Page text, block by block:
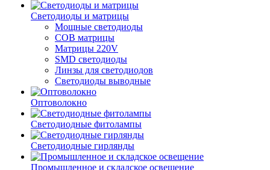
Светодиоды и матрицы
Мощные светодиоды
COB матрицы
Матрицы 220V
SMD светодиоды
Линзы для светодиодов
Светодиоды выводные
Оптоволокно
Светодиодные фитолампы
Светодиодные гирлянды
Промышленное и складское освещение